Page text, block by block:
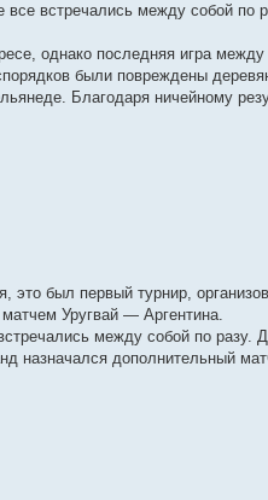
встречались между собой по
однако последняя игра
были повреждены
Благодаря ничейному
это был первый турнир,
Уругвай — Аргентина.
между собой по разу.
назначался дополнительный